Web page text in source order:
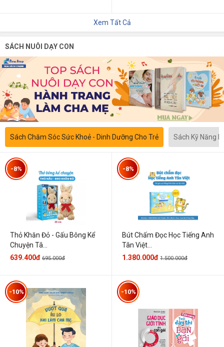
Xem Tất Cả
SÁCH NUÔI DẠY CON
Sách Chăm Sóc Sức Khoẻ - Dinh Dưỡng Cho Trẻ Sách Kỹ Năng
Thỏ Khăn Đỏ - Gấu Bông Kể
Chuyện Tâ...
-8%
639.400đ 695.000đ
Bút Chấm Đọc Học Tiếng Anh
Tân Việt...
-8%
1.380.000đ 1.500.000đ
-10% -10%